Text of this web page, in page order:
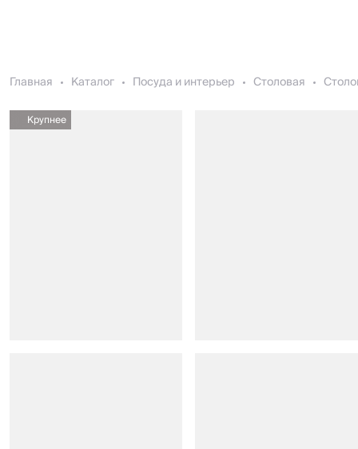
Главная Каталог Посуда и интерьер Столовая
Крупнее